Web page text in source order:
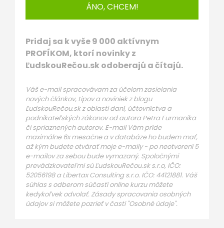
ÁNO, CHCEM!
Pridaj sa k vyše 9 000 aktívnym
PROFÍKOM, ktorí novinky z
ĽudskouRečou.sk odoberajú a čítajú.
Váš e-mail spracovávam za účelom zasielania
nových článkov, tipov a noviniek z blogu
ĽudskouRečou.sk z oblasti daní, účtovníctva a
podnikateľských zákonov od autora Petra Furmaníka
či spriaznených autorov. E-mail Vám príde
maximálne 6x mesačne a v databáze ho budem mať,
až kým budete otvárať moje e-maily - po neotvorení 5
e-mailov za sebou bude vymazaný. Spoločnými
prevádzkovateľmi sú ĽudskouRečou.sk s.r.o, IČO:
52056198 a Libertax Consulting s.r.o. IČO: 44121881. Váš
súhlas s odberom súčastí online kurzu môžete
kedykoľvek odvolať. Zásady spracovania osobných
údajov si môžete pozrieť v časti "Osobné údaje".